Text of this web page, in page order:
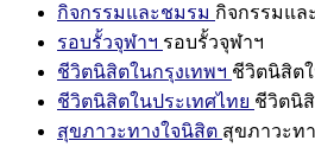
กิจกรรมและชมรม กิจกรรมแล
รอบรั้วจุฬาฯ รอบรั้วจุฬาฯ
ชีวิตนิสิตในกรุงเทพฯ ชีวิตนิสิต
ชีวิตนิสิตในประเทศไทย ชีวิตนิ
สุขภาวะทางใจนิสิต สุขภาวะท